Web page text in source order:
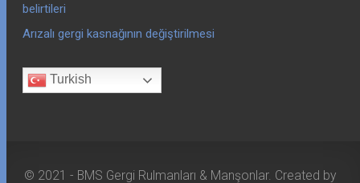
belirtileri
Arızalı gergi kasnağının değiştirilmesi
Turkish
© 2021 - BMS Gergi Rulmanları & Manşonlar. Created by